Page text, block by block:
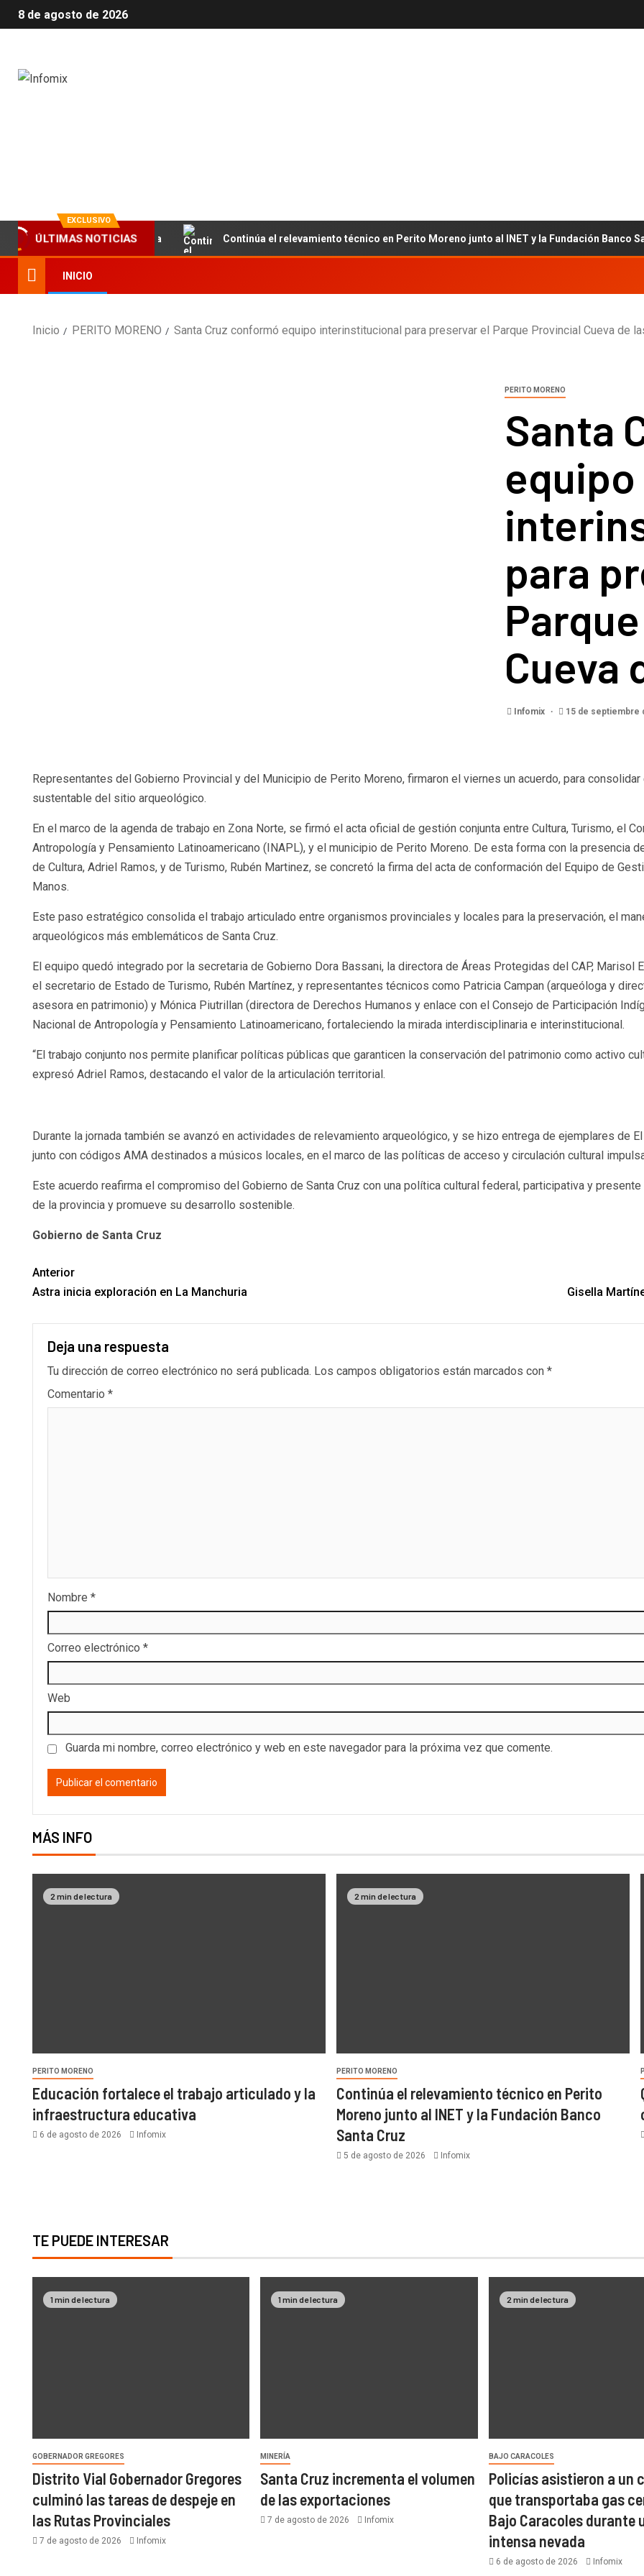
8 de agosto de 2026
EXCLUSIVO
ÚLTIMAS NOTICIAS
infraestructura educativa Continúa el relevamiento técnico en Perito Moreno junto al INET y la Fundación Banco Santa
INICIO
Inicio PERITO MORENO Santa Cruz conformó equipo interinstitucional para preservar el Parque Provincial Cueva de
PERITO MORENO
Santa
equipo
para
Cueva
Infomix 15 de septiembre
Representantes del Gobierno Provincial y del Municipio de Perito Moreno, firmaron el viernes un acuerdo, para
sustentable del sitio arqueológico.
En el marco de la agenda de trabajo en Zona Norte, se firmó el acta oficial de gestión conjunta entre Cultura, Turismo, el
Antropología y Pensamiento Latinoamericano (INAPL), y el municipio de Perito Moreno. De esta forma con la presencia
de Cultura, Adriel Ramos, y de Turismo, Rubén Martinez, se concretó la firma del acta de conformación del Equipo de
Manos.
Este paso estratégico consolida el trabajo articulado entre organismos provinciales y locales para la preservación, el
arqueológicos más emblemáticos de Santa Cruz.
El equipo quedó integrado por la secretaria de Gobierno Dora Bassani, la directora de Áreas Protegidas del CAP, Marisol
el secretario de Estado de Turismo, Rubén Martínez, y representantes técnicos como Patricia Campan (arqueóloga y
asesora en patrimonio) y Mónica Piutrillan (directora de Derechos Humanos y enlace con el Consejo de Participación
Nacional de Antropología y Pensamiento Latinoamericano, fortaleciendo la mirada interdisciplinaria e interinstitucional.
“El trabajo conjunto nos permite planificar políticas públicas que garanticen la conservación del patrimonio como activo
expresó Adriel Ramos, destacando el valor de la articulación territorial.
Durante la jornada también se avanzó en actividades de relevamiento arqueológico, y se hizo entrega de ejemplares de
junto con códigos AMA destinados a músicos locales, en el marco de las políticas de acceso y circulación cultural
Este acuerdo reafirma el compromiso del Gobierno de Santa Cruz con una política cultural federal, participativa y
de la provincia y promueve su desarrollo sostenible.
Gobierno de Santa Cruz
Anterior
Astra inicia exploración en La Manchuria
Gisella
Deja una respuesta
Tu dirección de correo electrónico no será publicada. Los campos obligatorios están marcados con *
Comentario *
Nombre *
Correo electrónico *
Web
Guarda mi nombre, correo electrónico y web en este navegador para la próxima vez que comente.
MÁS INFO
2 min de lectura
PERITO MORENO
Educación fortalece el trabajo articulado y la
infraestructura educativa
6 de agosto de 2026 Infomix
2 min de lectura
PERITO MORENO
Continúa el relevamiento técnico en Perito
Moreno junto al INET y la Fundación Banco
Santa Cruz
5 de agosto de 2026 Infomix
TE PUEDE INTERESAR
1 min de lectura
GOBERNADOR GREGORES
Distrito Vial Gobernador Gregores
culminó las tareas de despeje en
las Rutas Provinciales
7 de agosto de 2026 Infomix
1 min de lectura
MINERÍA
Santa Cruz incrementa el volumen
de las exportaciones
7 de agosto de 2026 Infomix
2 min de lectura
BAJO CARACOLES
Policías asistieron a un
que transportaba gas
Bajo Caracoles durante
intensa nevada
6 de agosto de 2026 Infomix